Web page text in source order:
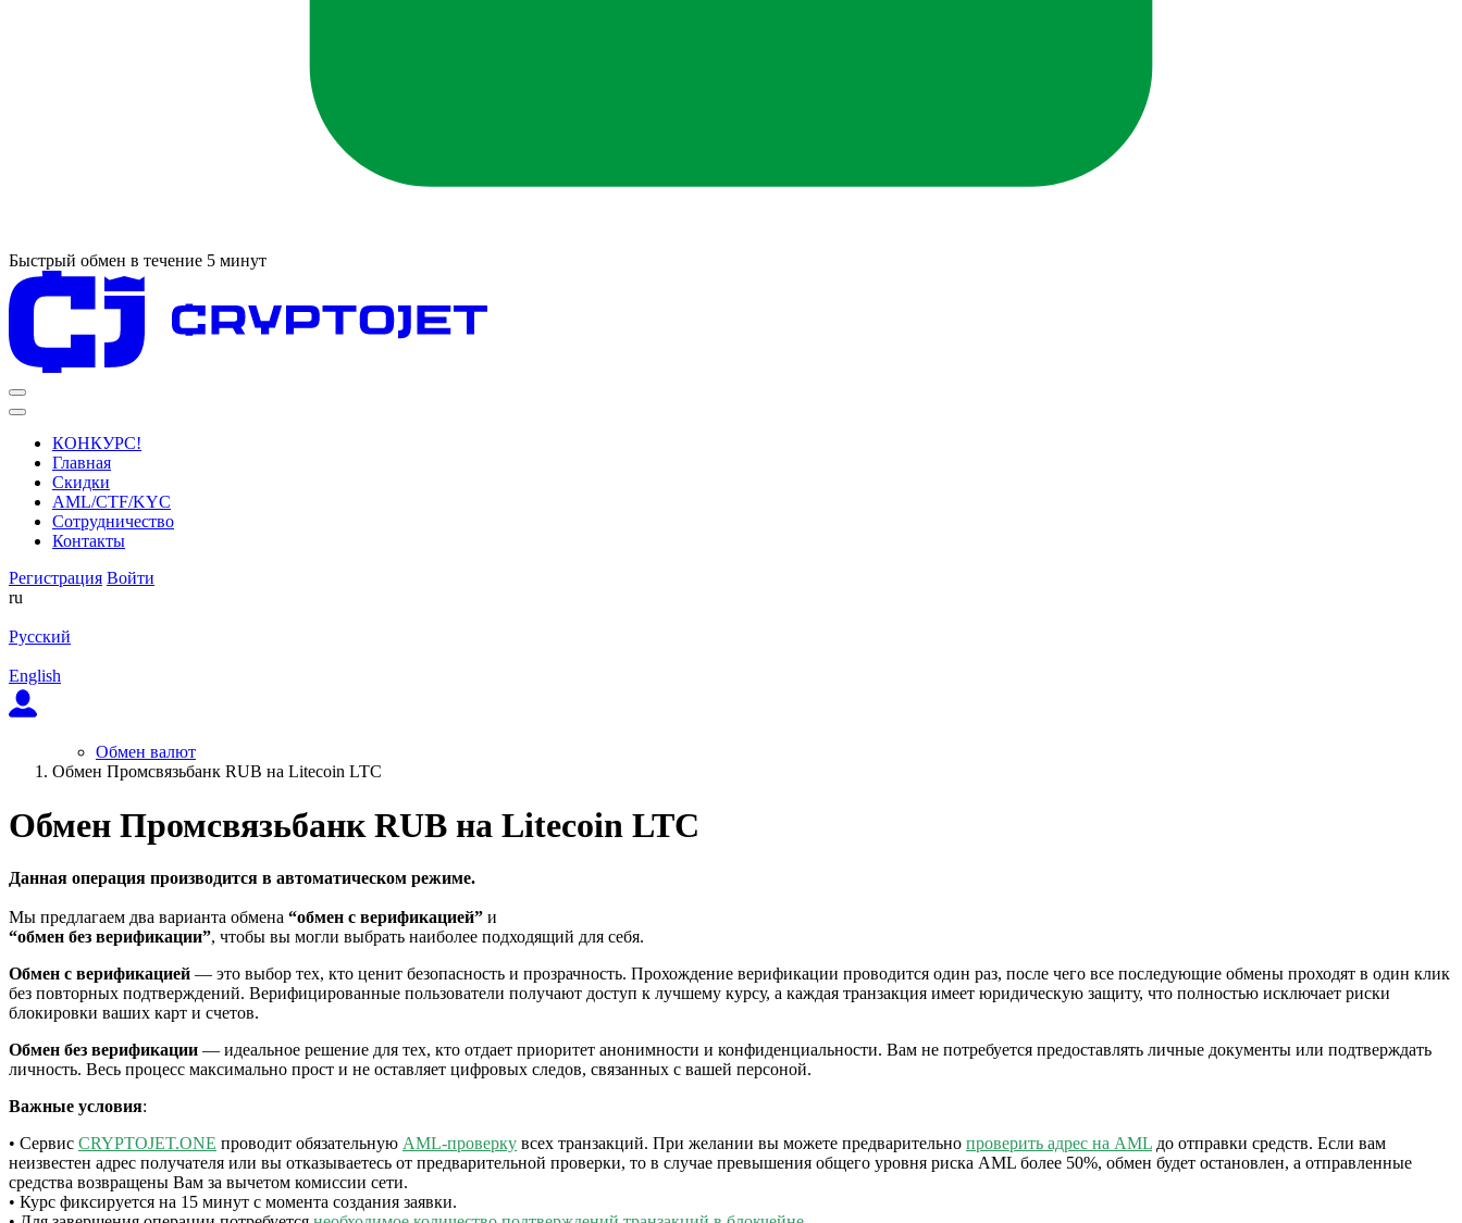
Быстрый обмен в течение 5 минут
КОНКУРС!
Главная
Скидки
AML/CTF/KYC
Сотрудничество
Контакты
Регистрация Войти
ru
Русский
English
Обмен валют
Обмен Промсвязьбанк RUB на Litecoin LTC
Обмен Промсвязьбанк RUB на Litecoin LTC
Данная операция производится в автоматическом режиме.
Мы предлагаем два варианта обмена “обмен с верификацией” и
“обмен без верификации”, чтобы вы могли выбрать наиболее подходящий для себя.
Обмен с верификацией — это выбор тех, кто ценит безопасность и прозрачность. Прохождение верификации проводится один раз, после чего все последующие обмены проходят в один клик
без повторных подтверждений. Верифицированные пользователи получают доступ к лучшему курсу, а каждая транзакция имеет юридическую защиту, что полностью исключает риски
блокировки ваших карт и счетов.
Обмен без верификации — идеальное решение для тех, кто отдает приоритет анонимности и конфиденциальности. Вам не потребуется предоставлять личные документы или подтверждать
личность. Весь процесс максимально прост и не оставляет цифровых следов, связанных с вашей персоной.
Важные условия:
• Сервис CRYPTOJET.ONE проводит обязательную AML-проверку всех транзакций. При желании вы можете предварительно проверить адрес на AML до отправки средств. Если вам
неизвестен адрес получателя или вы отказываетесь от предварительной проверки, то в случае превышения общего уровня риска AML более 50%, обмен будет остановлен, а отправленные
средства возвращены Вам за вычетом комиссии сети.
• Курс фиксируется на 15 минут с момента создания заявки.